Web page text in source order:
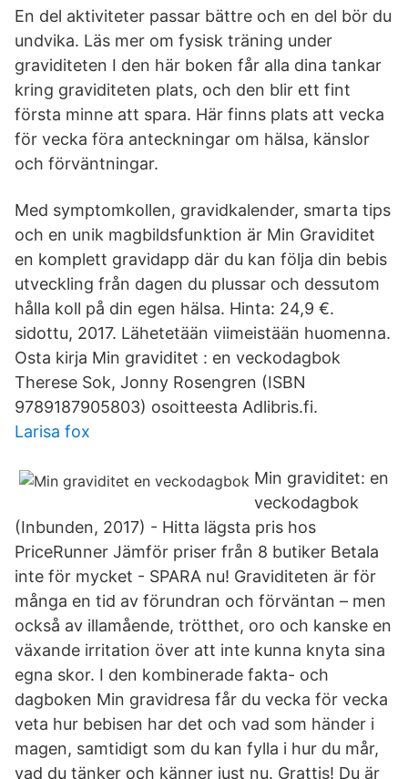
En del aktiviteter passar bättre och en del bör du
undvika. Läs mer om fysisk träning under
graviditeten I den här boken får alla dina tankar
kring graviditeten plats, och den blir ett fint
första minne att spara. Här finns plats att vecka
för vecka föra anteckningar om hälsa, känslor
och förväntningar.
Med symptomkollen, gravidkalender, smarta tips
och en unik magbildsfunktion är Min Graviditet
en komplett gravidapp där du kan följa din bebis
utveckling från dagen du plussar och dessutom
hålla koll på din egen hälsa. Hinta: 24,9 €.
sidottu, 2017. Lähetetään viimeistään huomenna.
Osta kirja Min graviditet : en veckodagbok
Therese Sok, Jonny Rosengren (ISBN
9789187905803) osoitteesta Adlibris.fi.
Larisa fox
Min graviditet: en
veckodagbok
(Inbunden, 2017) - Hitta lägsta pris hos
PriceRunner Jämför priser från 8 butiker Betala
inte för mycket - SPARA nu! Graviditeten är för
många en tid av förundran och förväntan – men
också av illamående, trötthet, oro och kanske en
växande irritation över att inte kunna knyta sina
egna skor. I den kombinerade fakta- och
dagboken Min gravidresa får du vecka för vecka
veta hur bebisen har det och vad som händer i
magen, samtidigt som du kan fylla i hur du mår,
vad du tänker och känner just nu. Grattis! Du är